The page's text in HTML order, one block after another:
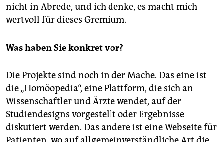
nicht in Abrede, und ich denke, es macht mich
wertvoll für dieses Gremium.
Was haben Sie konkret vor?
Die Projekte sind noch in der Mache. Das eine ist
die „Homöopedia“, eine Plattform, die sich an
Wissenschaftler und Ärzte wendet, auf der
Studiendesigns vorgestellt oder Ergebnisse
diskutiert werden. Das andere ist eine Webseite für